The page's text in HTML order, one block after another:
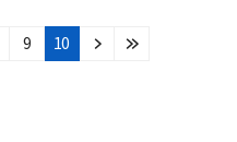
9 10
다
마